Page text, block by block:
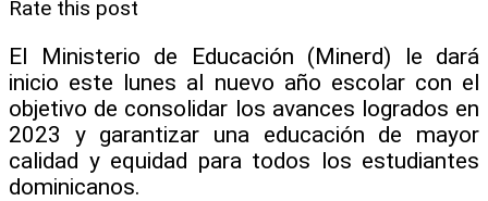
Rate this post
El Ministerio de Educación (Minerd) le dará
inicio este lunes al nuevo año escolar con el
objetivo de consolidar los avances logrados en
2023 y garantizar una educación de mayor
calidad y equidad para todos los estudiantes
dominicanos.